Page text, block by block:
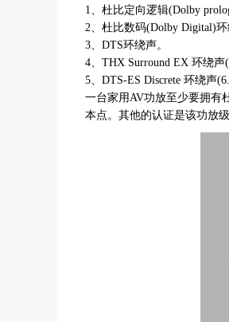
1、杜比定向逻辑(Dolby
2、杜比数码(Dolby Digital)环
3、DTS环绕声。
4、THX Surround EX 环绕声
5、DTS-ES Discrete 环绕声
一台家用AV功放至少要拥有
本点。其他的认证是该功放